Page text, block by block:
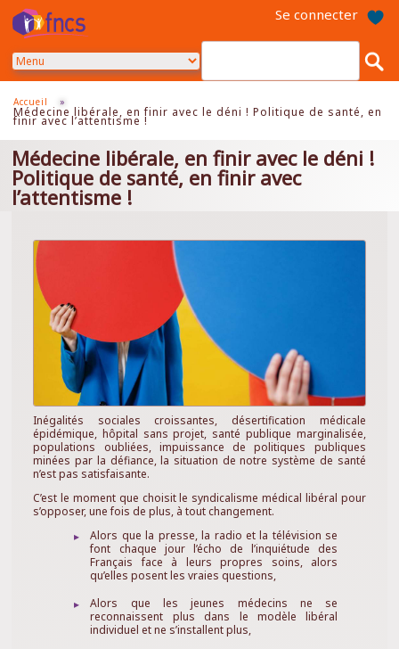
contenu
Se connecter
Accueil »
Médecine libérale, en finir avec le déni ! Politique de santé, en
finir avec l’attentisme !
Médecine libérale, en finir avec le déni !
Politique de santé, en finir avec
l’attentisme !
Inégalités sociales croissantes, désertification médicale
épidémique, hôpital sans projet, santé publique marginalisée,
populations oubliées, impuissance de politiques publiques
minées par la défiance, la situation de notre système de santé
n’est pas satisfaisante.
C’est le moment que choisit le syndicalisme médical libéral pour
s’opposer, une fois de plus, à tout changement.
Alors que la presse, la radio et la télévision se
font chaque jour l’écho de l’inquiétude des
Français face à leurs propres soins, alors
qu’elles posent les vraies questions,
Alors que les jeunes médecins ne se
reconnaissent plus dans le modèle libéral
individuel et ne s’installent plus,